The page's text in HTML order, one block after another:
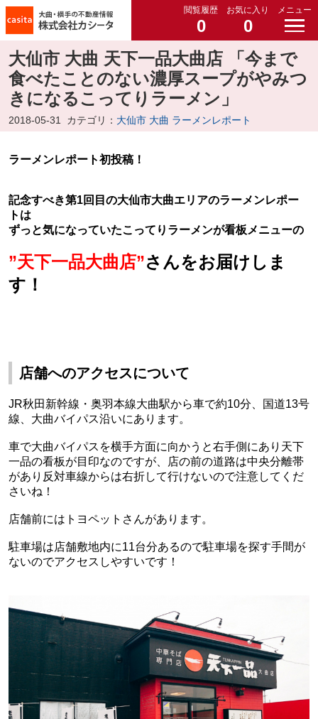
閲覧履歴
0
お気に入り
0
メニュー
大仙市 大曲 天下一品大曲店 「今まで
食べたことのない濃厚スープがやみつ
きになるこってりラーメン」
2018-05-31 カテゴリ： 大仙市 大曲 ラーメンレポート
ラーメンレポート初投稿！
記念すべき第1回目の大仙市大曲エリアのラーメンレポー
トは
ずっと気になっていたこってりラーメンが看板メニューの
”天下一品大曲店”さんをお届けしま
す！
店舗へのアクセスについて
JR秋田新幹線・奥羽本線大曲駅から車で約10分、国道13号
線、大曲バイパス沿いにあります。
車で大曲バイパスを横手方面に向かうと右手側にあり天下
一品の看板が目印なのですが、店の前の道路は中央分離帯
があり反対車線からは右折して行けないので注意してくだ
さいね！
店舗前にはトヨペットさんがあります。
駐車場は店舗敷地内に11台分あるので駐車場を探す手間が
ないのでアクセスしやすいです！